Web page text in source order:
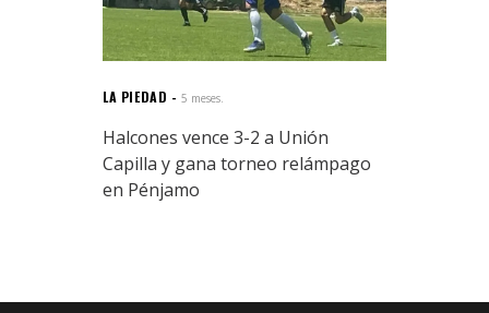
LA PIEDAD 5 meses.
Halcones vence 3-2 a Unión
Capilla y gana torneo relámpago
en Pénjamo